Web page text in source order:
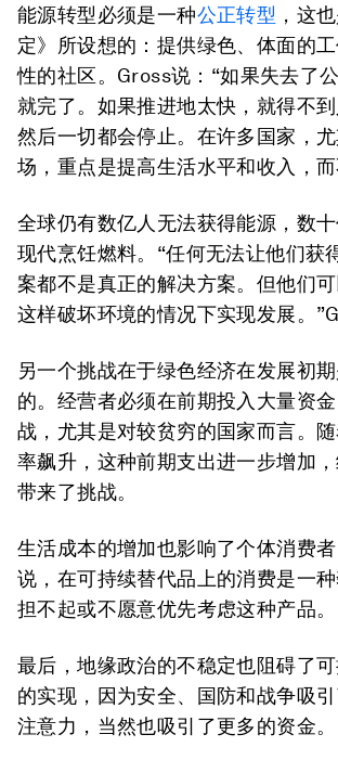
能源转型必须是一种公正转型 ，这
定》所设想的：提供绿色、体面的
性的社区。Gross说：“如果失去了
就完了。如果推进地太快，就得不到
然后一切都会停止。在许多国家，
场，重点是提高生活水平和收入，
全球仍有数亿人无法获得能源，数
现代烹饪燃料。“任何无法让他们获
案都不是真正的解决方案。但他们
这样破坏环境的情况下实现发展。
另一个挑战在于绿色经济在发展初
的。经营者必须在前期投入大量资
战，尤其是对较贫穷的国家而言。
率飙升，这种前期支出进一步增加
带来了挑战。
生活成本的增加也影响了个体消费
说，在可持续替代品上的消费是一
担不起或不愿意优先考虑这种产品。
最后，地缘政治的不稳定也阻碍了
的实现，因为安全、国防和战争吸
注意力，当然也吸引了更多的资金。